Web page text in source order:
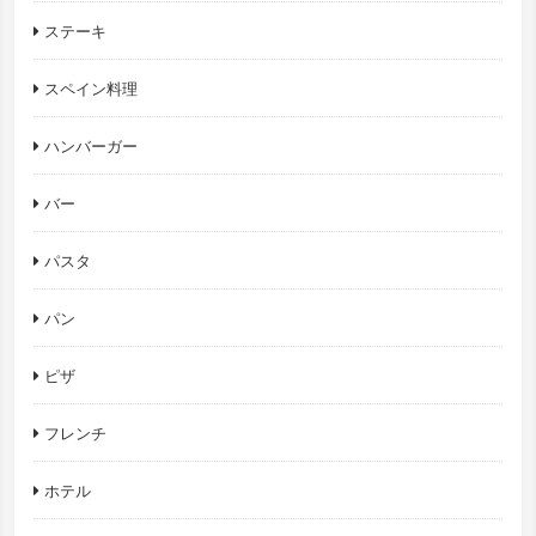
ステーキ
スペイン料理
ハンバーガー
バー
パスタ
パン
ピザ
フレンチ
ホテル